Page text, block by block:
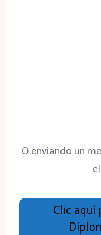
O enviando un
Clic aquí